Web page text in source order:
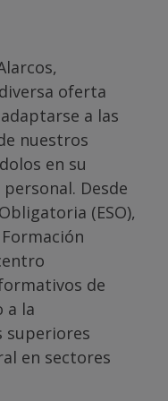
oferta
a las
nuestros
en su
Desde
(ESO),
de
a la
superiores
en sectores